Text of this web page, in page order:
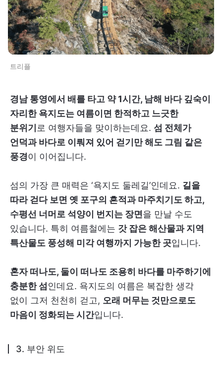
트리플
경남 통영에서 배를 타고 약 1시간, 남해 바다 깊숙이
자리한 욕지도는 여름이면 한적하고 느긋한
분위기 로 여행자들을 맞이하는데요. 섬 전체가
언덕과 바다로 이뤄져 있어 걷기만 해도 그림 같은
풍경이 이어집니다.
섬의 가장 큰 매력은 ‘욕지도 둘레길’인데요. 길을
따라 걷다 보면 옛 포구의 흔적과 마주치기도 하고,
수평선 너머로 석양이 번지는 장면을 만날 수도
있습니다. 특히 여름철에는 갓 잡은 해산물과 지역
특산물도 풍성해 미각 여행까지 가능한 곳입니다.
혼자 떠나도, 둘이 떠나도 조용히 바다를 마주하기에
충분한 섬인데요. 욕지도의 여름은 복잡한 생각
없이 그저 천천히 걷고, 오래 머무는 것만으로도
마음이 정화되는 시간입니다.
3. 부안 위도